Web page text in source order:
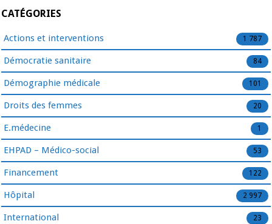
CATÉGORIES
Actions et interventions 1 787
Démocratie sanitaire 84
Démographie médicale 101
Droits des femmes 20
E.médecine 1
EHPAD – Médico-social 53
Financement 122
Hôpital 2 997
International 23